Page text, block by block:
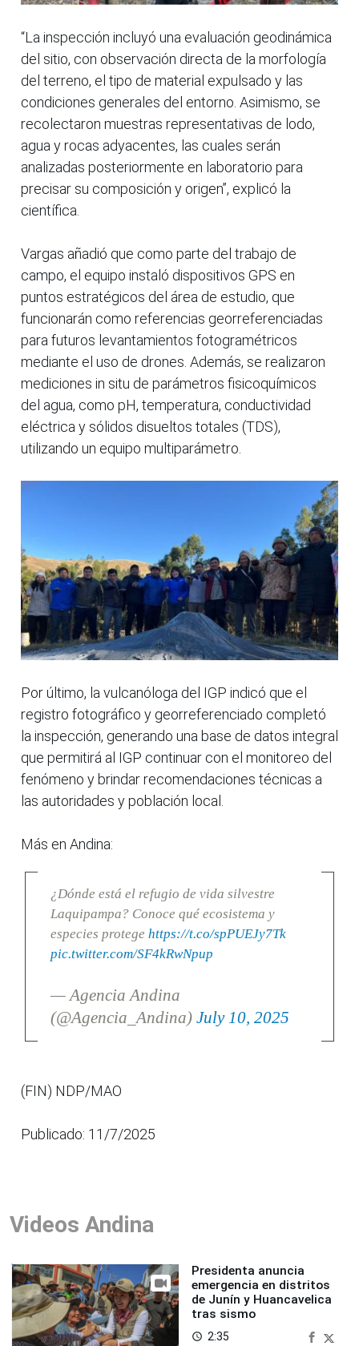
“La inspección incluyó una evaluación geodinámica
del sitio, con observación directa de la morfología
del terreno, el tipo de material expulsado y las
condiciones generales del entorno. Asimismo, se
recolectaron muestras representativas de lodo,
agua y rocas adyacentes, las cuales serán
analizadas posteriormente en laboratorio para
precisar su composición y origen”, explicó la
científica.
Vargas añadió que como parte del trabajo de
campo, el equipo instaló dispositivos GPS en
puntos estratégicos del área de estudio, que
funcionarán como referencias georreferenciadas
para futuros levantamientos fotogramétricos
mediante el uso de drones. Además, se realizaron
mediciones in situ de parámetros fisicoquímicos
del agua, como pH, temperatura, conductividad
eléctrica y sólidos disueltos totales (TDS),
utilizando un equipo multiparámetro.
Por último, la vulcanóloga del IGP indicó que el
registro fotográfico y georreferenciado completó
la inspección, generando una base de datos integral
que permitirá al IGP continuar con el monitoreo del
fenómeno y brindar recomendaciones técnicas a
las autoridades y población local.
Más en Andina:
¿Dónde está el refugio de vida silvestre
Laquipampa? Conoce qué ecosistema y
especies protege https://t.co/spPUEJy7Tk
pic.twitter.com/SF4kRwNpup
— Agencia Andina
(@Agencia_Andina) July 10, 2025
(FIN) NDP/MAO
Publicado: 11/7/2025
Videos Andina
Presidenta anuncia
emergencia en distritos
de Junín y Huancavelica
tras sismo
access_time 2:35